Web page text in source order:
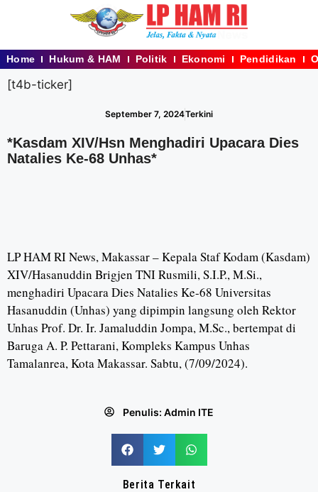
Home Hukum & HAM Politik Ekonomi Pendidikan
[t4b-ticker]
September 7, 2024Terkini
*Kasdam XIV/Hsn Menghadiri Upacara Dies
Natalies Ke-68 Unhas*
LP HAM RI News, Makassar – Kepala Staf Kodam (Kasdam)
XIV/Hasanuddin Brigjen TNI Rusmili, S.I.P., M.Si.,
menghadiri Upacara Dies Natalies Ke-68 Universitas
Hasanuddin (Unhas) yang dipimpin langsung oleh Rektor
Unhas Prof. Dr. Ir. Jamaluddin Jompa, M.Sc., bertempat di
Baruga A. P. Pettarani, Kompleks Kampus Unhas
Tamalanrea, Kota Makassar. Sabtu, (7/09/2024).
Penulis: Admin ITE
Berita Terkait